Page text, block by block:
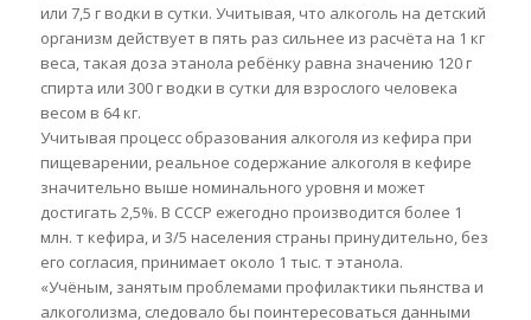
или 7,5 г водки в сутки. Учитывая, что алкоголь на детский
организм действует в пять раз сильнее из расчёта на 1 кг
веса, такая доза этанола ребёнку равна значению 120 г
спирта или 300 г водки в сутки для взрослого человека
весом в 64 кг.
Учитывая процесс образования алкоголя из кефира при
пищеварении, реальное содержание алкоголя в кефире
значительно выше номинального уровня и может
достигать 2,5%. В СССР ежегодно производится более 1
млн. т кефира, и 3/5 населения страны принудительно, без
его согласия, принимает около 1 тыс. т этанола.
«Учёным, занятым проблемами профилактики пьянства и
алкоголизма, следовало бы поинтересоваться данными